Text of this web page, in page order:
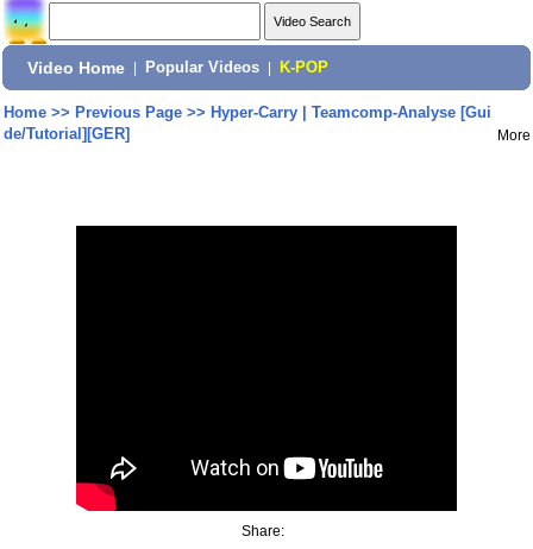
Video Home Popular Videos K-POP
Home>> Previous Page>> Hyper-Carry | Teamcomp-Analyse [Gui
de/Tutorial][GER]
More
Share: